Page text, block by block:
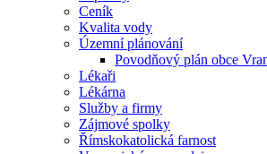
Ceník
Kvalita vody
Územní plánování
Povodňový plán obce
Lékaři
Lékárna
Služby a firmy
Zájmové spolky
Římskokatolická farnost